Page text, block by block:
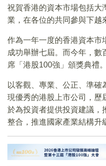
祝賀香港的資本市場包括大
業，在各位的共同參與下越
作為一年一度的香港資本市
成功舉辦七屆。而今年，數
席「港股100強」頒獎典禮。
以客觀、專業、公正、準
現優秀的港股上市公司，歷
於為投資者提供投資建議，
整合，推進國家產業結構升